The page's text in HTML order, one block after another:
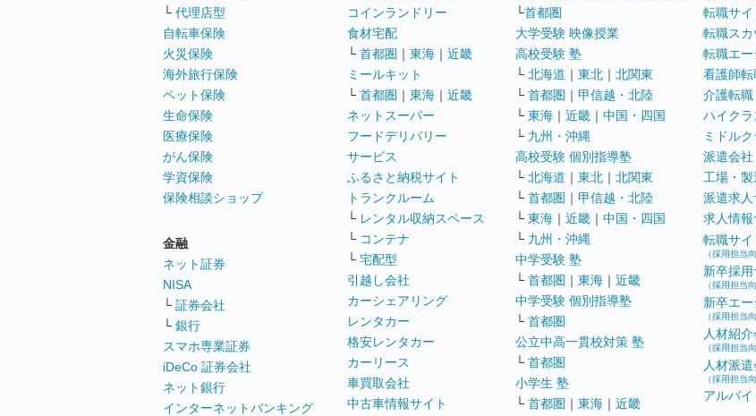
└ 代理店型
自転車保険
火災保険
海外旅行保険
ペット保険
生命保険
医療保険
がん保険
学資保険
保険相談ショップ
金融
ネット証券
NISA
└ 証券会社
└ 銀行
スマホ専業証券
iDeCo 証券会社
ネット銀行
インターネットバンキング
コインランドリー
食材宅配
└ 首都圏 ｜ 東海 ｜ 近畿
ミールキット
└ 首都圏 ｜ 東海 ｜ 近畿
ネットスーパー
フードデリバリー
サービス
ふるさと納税サイト
トランクルーム
└ レンタル収納スペース
└ コンテナ
└ 宅配型
引越し会社
カーシェアリング
レンタカー
格安レンタカー
カーリース
車買取会社
中古車情報サイト
└首都圏
大学受験 映像授業
高校受験 塾
└ 北海道 ｜ 東北 ｜ 北関東
└ 首都圏 ｜ 甲信越・北陸
└ 東海 ｜ 近畿 ｜ 中国・四国
└ 九州・沖縄
高校受験 個別指導塾
└ 北海道 ｜ 東北 ｜ 北関東
└ 首都圏 ｜ 甲信越・北陸
└ 東海 ｜ 近畿 ｜ 中国・四国
└ 九州・沖縄
中学受験 塾
└ 首都圏 ｜ 東海 ｜ 近畿
中学受験 個別指導塾
└ 首都圏
公立中高一貫校対策 塾
└ 首都圏
小学生 塾
└ 首都圏 ｜ 東海 ｜ 近畿
転職サイ
転職スカ
転職エー
看護師転
介護転職
ハイクラ
ミドル
派遣会社
工場・
派遣求人
求人情報
転職サイ
（採用担当向
新卒採用
（採用担当向
新卒エー
（採用担当向
人材紹
（採用担当向
人材派
（採用担当向
アルバ